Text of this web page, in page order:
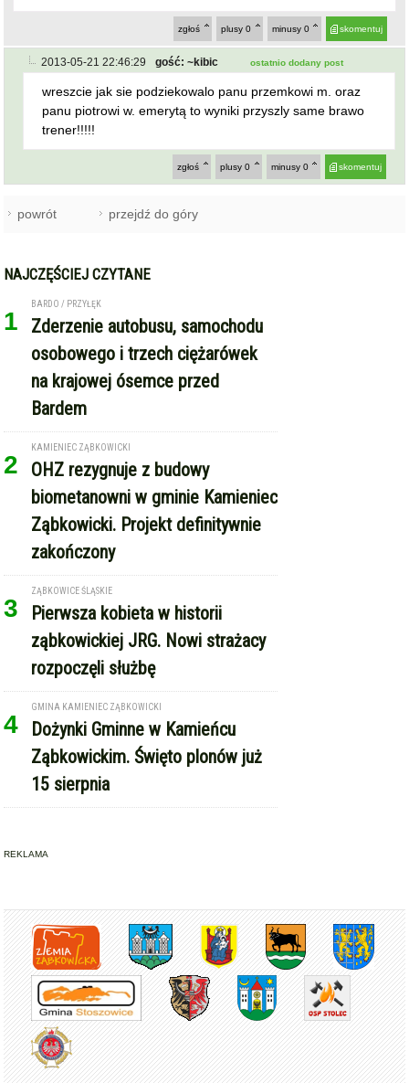
skomentuj
minusy 0
plusy 0
zgłoś
2013-05-21 22:46:29 gość: ~kibic ostatnio dodany post
wreszcie jak sie podziekowalo panu przemkowi m. oraz
panu piotrowi w. emerytą to wyniki przyszly same brawo
trener!!!!!
skomentuj
minusy 0
plusy 0
zgłoś
powrót przejdź do góry
NAJCZĘŚCIEJ CZYTANE
1
BARDO / PRZYŁĘK
Zderzenie autobusu, samochodu
osobowego i trzech ciężarówek
na krajowej ósemce przed
Bardem
2
KAMIENIEC ZĄBKOWICKI
OHZ rezygnuje z budowy
biometanowni w gminie Kamieniec
Ząbkowicki. Projekt definitywnie
zakończony
3
ZĄBKOWICE ŚLĄSKIE
Pierwsza kobieta w historii
ząbkowickiej JRG. Nowi strażacy
rozpoczęli służbę
4
GMINA KAMIENIEC ZĄBKOWICKI
Dożynki Gminne w Kamieńcu
Ząbkowickim. Święto plonów już
15 sierpnia
REKLAMA